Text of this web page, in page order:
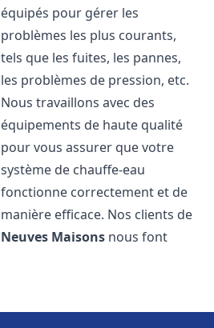
équipés pour gérer les
problèmes les plus courants,
tels que les fuites, les pannes,
les problèmes de pression, etc.
Nous travaillons avec des
équipements de haute qualité
pour vous assurer que votre
système de chauffe-eau
fonctionne correctement et de
manière efficace. Nos clients de
Neuves Maisons nous font